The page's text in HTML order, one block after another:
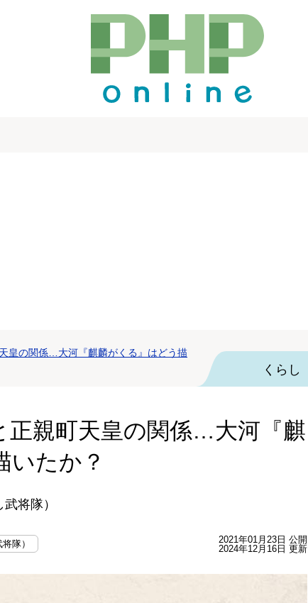
皇の関係…大河『麒麟がくる』はどう描
くらし
正親町天皇の関係…大河『麒
いたか？
将隊）
隊）
2021年01月23日 公開
2024年12月16日 更新